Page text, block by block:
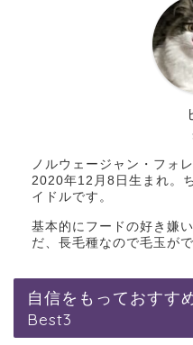
ノルウェージャン・フォ
2020年12月8日生まれ。
イドルです。
基本的にフードの好き嫌
だ、長毛種なので毛玉が
自信をもっておすす
Best3